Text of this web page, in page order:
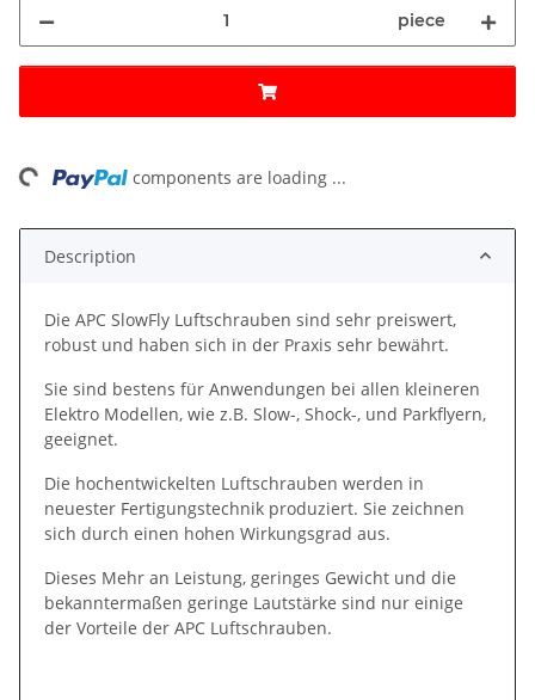
piece
components are loading ...
Description
Die APC SlowFly Luftschrauben sind sehr preiswert,
robust und haben sich in der Praxis sehr bewährt.
Sie sind bestens für Anwendungen bei allen kleineren
Elektro Modellen, wie z.B. Slow-, Shock-, und Parkflyern,
geeignet.
Die hochentwickelten Luftschrauben werden in
neuester Fertigungstechnik produziert. Sie zeichnen
sich durch einen hohen Wirkungsgrad aus.
Dieses Mehr an Leistung, geringes Gewicht und die
bekanntermaßen geringe Lautstärke sind nur einige
der Vorteile der APC Luftschrauben.